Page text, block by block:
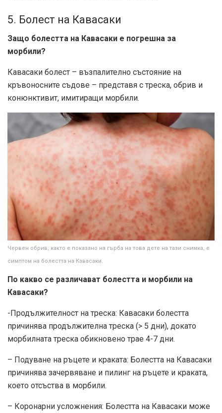
5. Болест на Кавасаки
Защо болестта на Кавасаки е погрешна за
морбили?
Кавасаки болест – възпалително състояние на
кръвоносните съдове – представя с треска, обрив и
конюнктивит, имитиращи морбили.
Червен обрив, както е показано на гърба на това дете на тази снимка, е
симптом на болестта на Кавасаки.
По какво се различават болестта и морбили на
Кавасаки?
-Продължителност на треска: Кавасаки болестта
причинява продължителна треска (> 5 дни), докато
морбилната треска обикновено трае 4-7 дни.
– Подуване на ръцете и краката: Болестта на Кавасаки
причинява зачервяване и пилинг на ръцете и краката,
което отсъства в морбили.
– Коронарни усложнения: Болестта на Кавасаки може